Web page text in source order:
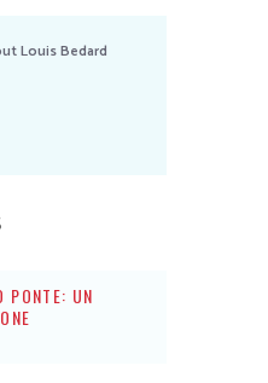
Louis Bedard
PONTE: UN